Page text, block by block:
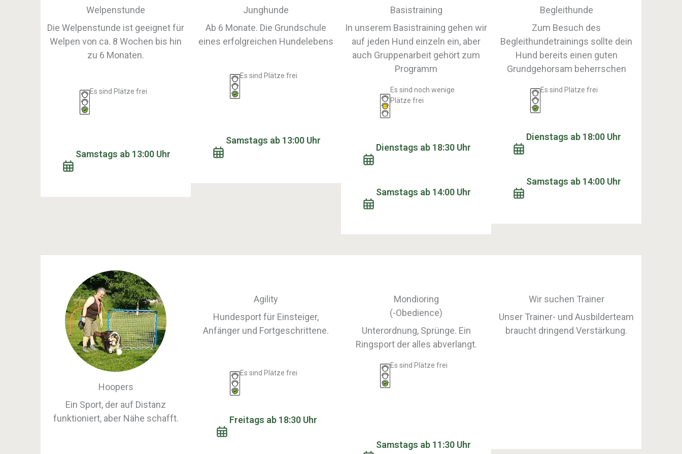
Welpenstunde
Die Welpenstunde ist geeignet für
Welpen von ca. 8 Wochen bis hin
zu 6 Monaten.
Es sind Plätze frei
Samstags ab 13:00 Uhr
Junghunde
Ab 6 Monate. Die Grundschule
eines erfolgreichen Hundelebens
Es sind Plätze frei
Samstags ab 13:00 Uhr
Basistraining
In unserem Basistraining gehen wir
auf jeden Hund einzeln ein, aber
auch Gruppenarbeit gehört zum
Programm
Es sind noch wenige
Plätze frei
Dienstags ab 18:30 Uhr
Samstags ab 14:00 Uhr
Begleithunde
Zum Besuch des
Begleithundetrainings sollte dein
Hund bereits einen guten
Grundgehorsam beherrschen
Es sind Plätze frei
Dienstags ab 18:00 Uhr
Samstags ab 14:00 Uhr
Hoopers
Ein Sport, der auf Distanz
funktioniert, aber Nähe schafft.
Agility
Hundesport für Einsteiger,
Anfänger und Fortgeschrittene.
Es sind Plätze frei
Freitags ab 18:30 Uhr
Mondioring
(-Obedience)
Unterordnung, Sprünge. Ein
Ringsport der alles abverlangt.
Es sind Plätze frei
Samstags ab 11:30 Uhr
Wir suchen Trainer
Unser Trainer- und Ausbilderteam
braucht dringend Verstärkung.